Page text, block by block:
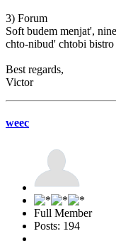
3) Forum
Soft budem menjat',
chto-nibud' chtobi bistro
Best regards,
Victor
weec
Full Member
Posts: 194